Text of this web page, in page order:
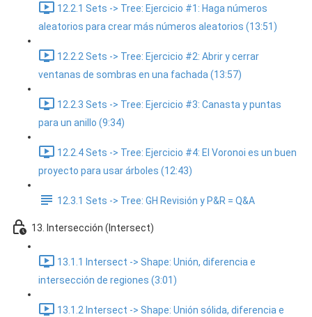
12.2.1 Sets -> Tree: Ejercicio #1: Haga números
aleatorios para crear más números aleatorios (13:51)
12.2.2 Sets -> Tree: Ejercicio #2: Abrir y cerrar
ventanas de sombras en una fachada (13:57)
12.2.3 Sets -> Tree: Ejercicio #3: Canasta y puntas
para un anillo (9:34)
12.2.4 Sets -> Tree: Ejercicio #4: El Voronoi es un buen
proyecto para usar árboles (12:43)
12.3.1 Sets -> Tree: GH Revisión y P&R = Q&A
13. Intersección (Intersect)
13.1.1 Intersect -> Shape: Unión, diferencia e
intersección de regiones (3:01)
13.1.2 Intersect -> Shape: Unión sólida, diferencia e